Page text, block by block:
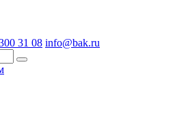
31 08 info@bak.ru